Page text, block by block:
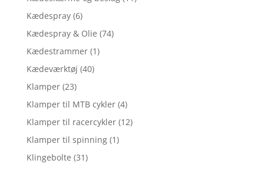
Kædespray (6)
Kædespray & Olie (74)
Kædestrammer (1)
Kædeværktøj (40)
Klamper (23)
Klamper til MTB cykler (4)
Klamper til racercykler (12)
Klamper til spinning (1)
Klingebolte (31)